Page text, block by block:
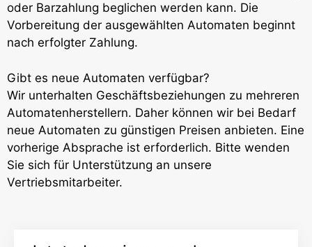
oder Barzahlung beglichen werden kann. Die
Vorbereitung der ausgewählten Automaten beginnt
nach erfolgter Zahlung.
Gibt es neue Automaten verfügbar?
Wir unterhalten Geschäftsbeziehungen zu mehreren
Automatenherstellern. Daher können wir bei Bedarf
neue Automaten zu günstigen Preisen anbieten. Eine
vorherige Absprache ist erforderlich. Bitte wenden
Sie sich für Unterstützung an unsere
Vertriebsmitarbeiter.